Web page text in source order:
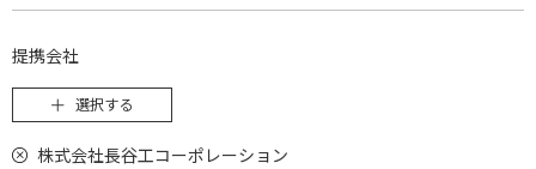
提携会社
選択する
株式会社長谷工コーポレーション